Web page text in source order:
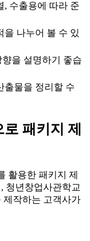
, 수출용에 따라 준
을 나누어 볼 수 있
을 설명하기 좋습
출물을 정리할 수
패키지 제
활용한 패키지 제
청년창업사관학교
제작하는 고객사가